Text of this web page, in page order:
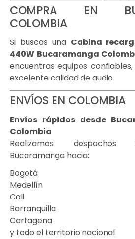
COMPRA EN
COLOMBIA
Si buscas una Cabina
440W Bucaramanga
encuentras equipos
excelente calidad de audio.
ENVÍOS EN COLOMBIA
Envíos rápidos desde
Colombia
Realizamos despachos
Bucaramanga hacia:
Bogotá
Medellín
Cali
Barranquilla
Cartagena
y todo el territorio nacional